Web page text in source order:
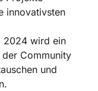
innovativsten
2024 wird ein
Community
und